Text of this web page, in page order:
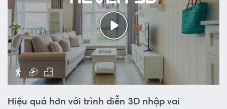
Hiệu quả hơn với trình diễn 3D nhập vai